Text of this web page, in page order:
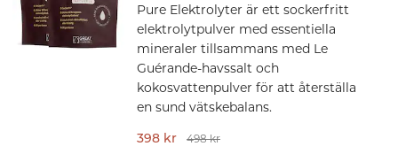
Pure Elektrolyter är ett sockerfritt
elektrolytpulver med essentiella
mineraler tillsammans med Le
Guérande-havssalt och
kokosvattenpulver för att återställa
en sund vätskebalans.
398 kr
498 kr